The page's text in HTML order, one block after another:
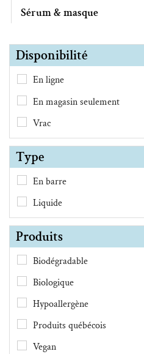
Sérum & masque
Disponibilité
En ligne
En magasin seulement
Vrac
Type
En barre
Liquide
Produits
Biodégradable
Biologique
Hypoallergène
Produits québécois
Vegan